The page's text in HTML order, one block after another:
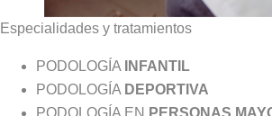
Especialidades y tratamientos
PODOLOGÍA
INFANTIL
PODOLOGÍA DEPORTIVA
PODOLOGÍA EN PERSONAS